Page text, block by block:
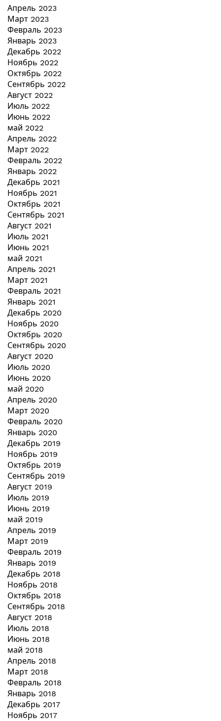
Апрель 2023
Март 2023
Февраль 2023
Январь 2023
Декабрь 2022
Ноябрь 2022
Октябрь 2022
Сентябрь 2022
Август 2022
Июль 2022
Июнь 2022
май 2022
Апрель 2022
Март 2022
Февраль 2022
Январь 2022
Декабрь 2021
Ноябрь 2021
Октябрь 2021
Сентябрь 2021
Август 2021
Июль 2021
Июнь 2021
май 2021
Апрель 2021
Март 2021
Февраль 2021
Январь 2021
Декабрь 2020
Ноябрь 2020
Октябрь 2020
Сентябрь 2020
Август 2020
Июль 2020
Июнь 2020
май 2020
Апрель 2020
Март 2020
Февраль 2020
Январь 2020
Декабрь 2019
Ноябрь 2019
Октябрь 2019
Сентябрь 2019
Август 2019
Июль 2019
Июнь 2019
май 2019
Апрель 2019
Март 2019
Февраль 2019
Январь 2019
Декабрь 2018
Ноябрь 2018
Октябрь 2018
Сентябрь 2018
Август 2018
Июль 2018
Июнь 2018
май 2018
Апрель 2018
Март 2018
Февраль 2018
Январь 2018
Декабрь 2017
Ноябрь 2017